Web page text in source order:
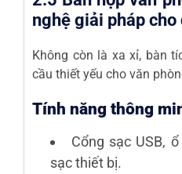
nghệ giải pháp
Không còn là xa xỉ, bàn
cầu thiết yếu cho văn
Tính năng thông
Cổng sạc USB,
sạc thiết bị.